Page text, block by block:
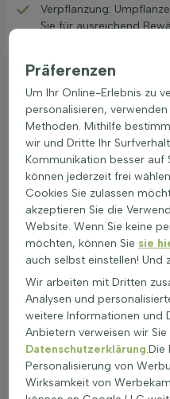
Verpflanzung:
Sie für ausreichend
Scutellariapflanze in Ihrem
Insektenecke
Heilkraut auch als
kann. Erwägen Sie,
Gartenvielfalt zu bereichern.
Zierwert und
optisch bietet
Scutellaria ist eine
anzieht. Die auffälligen
Vielzahl von Farben,
sogar ein zartes Rosa.
visuelle Freude, sondern
Schmetterlinge an, was den
Blätter des Helmkrauts sind
gräulichen Hauch, und
Frische. Die krautige
horstbildende Struktur
Steingärten und
des Helmkrauts eine subtile
Präferenzen
Um Ihr Online-Erlebnis zu
personalisieren,
Methoden. Mithilfe
wir und Dritte Ihr
Kommunikation besser auf
können jederzeit frei
Cookies Sie zulassen
akzeptieren Sie die
Website. Wenn Sie keine
möchten, können Sie sie
auch selbst einstellen! Und
Wir arbeiten mit Dritten
Analysen und
weitere Informationen und
Anbietern verweisen wir
Datenschutzerklärung.Die
Personalisierung von
Wirksamkeit von